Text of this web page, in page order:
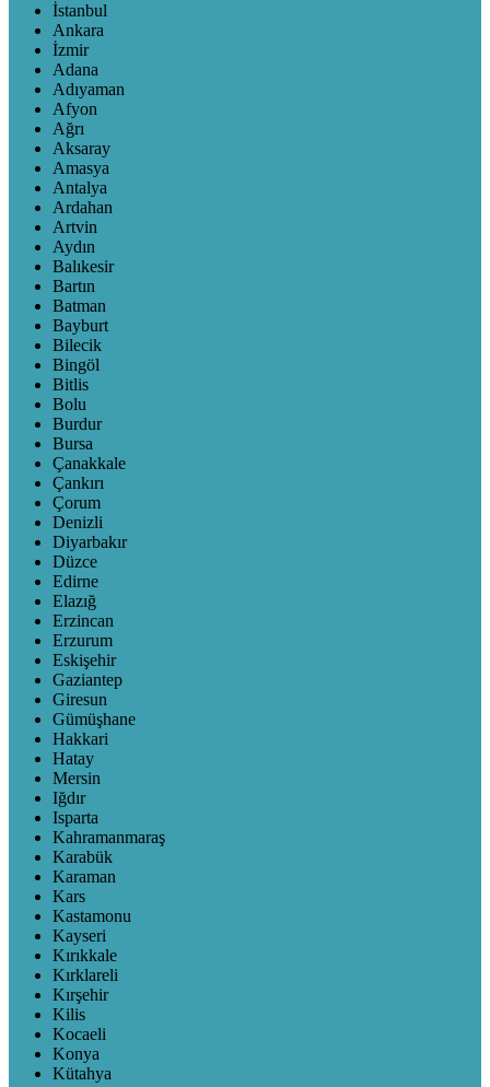
İstanbul
Ankara
İzmir
Adana
Adıyaman
Afyon
Ağrı
Aksaray
Amasya
Antalya
Ardahan
Artvin
Aydın
Balıkesir
Bartın
Batman
Bayburt
Bilecik
Bingöl
Bitlis
Bolu
Burdur
Bursa
Çanakkale
Çankırı
Çorum
Denizli
Diyarbakır
Düzce
Edirne
Elazığ
Erzincan
Erzurum
Eskişehir
Gaziantep
Giresun
Gümüşhane
Hakkari
Hatay
Mersin
Iğdır
Isparta
Kahramanmaraş
Karabük
Karaman
Kars
Kastamonu
Kayseri
Kırıkkale
Kırklareli
Kırşehir
Kilis
Kocaeli
Konya
Kütahya